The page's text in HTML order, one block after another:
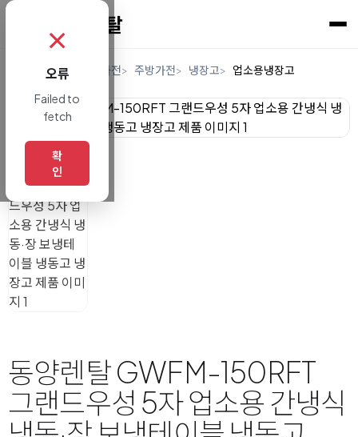
렌탈 디지털/가전 주방가전 냉장고 업소용냉장고
동양렌탈 GWFM-150RFT
그랜드우성 5자 업소용 간냉식
✗
오류
Failed to
fetch
확
인